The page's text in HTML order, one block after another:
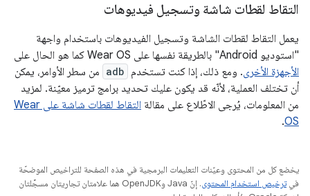
التقاط لقطات شاشة وتسجيل فيديوهات
يعمل التقاط لقطات الشاشة وتسجيل الفيديوهات باستخدام واجهة
"استوديو Android" بالطريقة نفسها على Wear OS كما هو الحال على
الأجهزة الأخرى. ومع ذلك، إذا كنت تستخدم adb من سطر الأوامر، يمكن
أن تختلف العملية، لأنّه قد يكون عليك تحديد برامج ترميز معيّنة. لمزيد
من المعلومات، يُرجى الاطّلاع على مقالة
التقاط لقطات شاشة على Wear
OS
.
يخضع كل من المحتوى وعيّنات التعليمات البرمجية في هذه الصفحة للتراخيص الموضحّة
فيترخيص استخدام المحتوى
. إنّ Java وOpenJDK هما علامتان تجاريتان مسجَّلتان